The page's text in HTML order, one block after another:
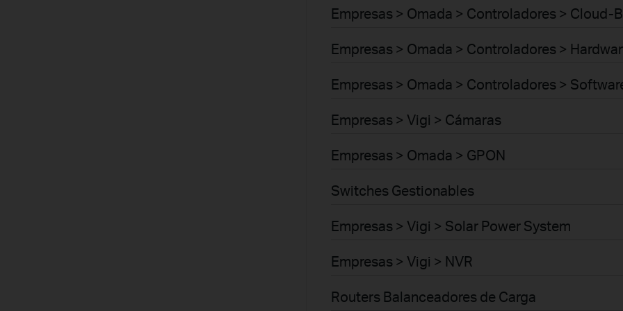
Empresas > Omada > Controladores > Cloud-
Empresas > Omada > Controladores >
Empresas > Omada > Controladores >
Empresas > Vigi > Cámaras
Empresas > Omada > GPON
Switches Gestionables
Empresas > Vigi > Solar Power System
Empresas > Vigi > NVR
Routers Balanceadores de Carga